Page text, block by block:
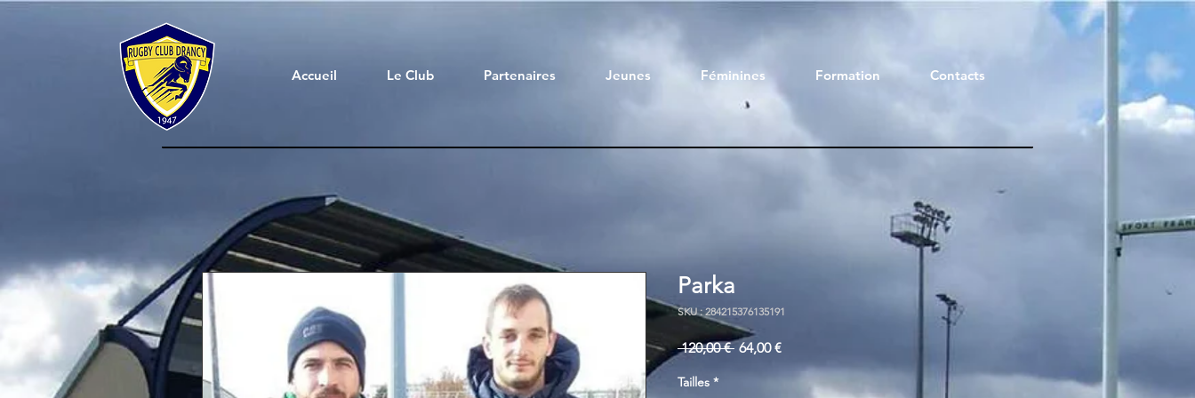
Accueil Le Club Partenaires Jeunes Féminines Formation Contacts
Parka
SKU : 284215376135191
120,00 € Prix
64,00 €Prix
promotionnel
Tailles *